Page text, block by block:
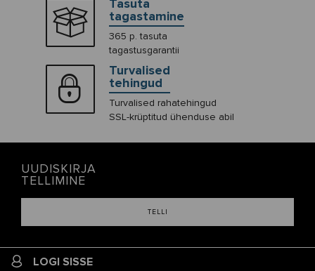
Tasuta
tagastamine
365 p. tasuta
tagastusgarantii
Turvalised
tehingud
Turvalised rahatehingud
SSL-krüptitud ühenduse abil
UUDISKIRJA
TELLIMINE
TELLI
LOGI SISSE